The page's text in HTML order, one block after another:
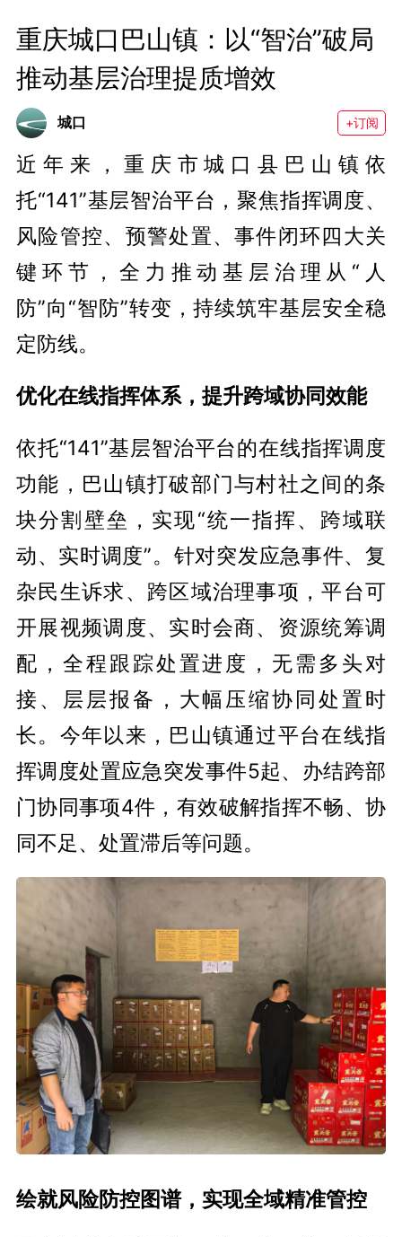
重庆城口巴山镇：以“智治”破局
推动基层治理提质增效
城口 +订阅
近年来，重庆市城口县巴山镇依
托“141”基层智治平台，聚焦指挥调度、
风险管控、预警处置、事件闭环四大关
键环节，全力推动基层治理从“人
防”向“智防”转变，持续筑牢基层安全稳
定防线。
优化在线指挥体系，提升跨域协同效能
依托“141”基层智治平台的在线指挥调度
功能，巴山镇打破部门与村社之间的条
块分割壁垒，实现“统一指挥、跨域联
动、实时调度”。针对突发应急事件、复
杂民生诉求、跨区域治理事项，平台可
开展视频调度、实时会商、资源统筹调
配，全程跟踪处置进度，无需多头对
接、层层报备，大幅压缩协同处置时
长。今年以来，巴山镇通过平台在线指
挥调度处置应急突发事件5起、办结跨部
门协同事项4件，有效破解指挥不畅、协
同不足、处置滞后等问题。
绘就风险防控图谱，实现全域精准管控